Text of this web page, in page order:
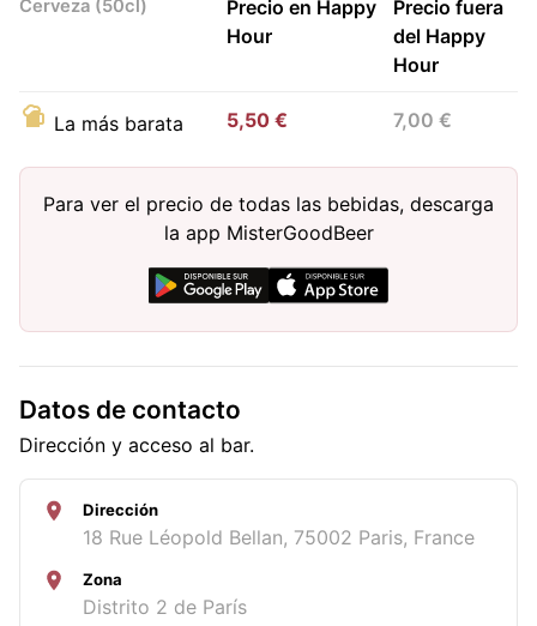
Cerveza (50cl)
Precio en Happy
Hour
Precio fuera
del Happy
Hour
La más barata 5,50 € 7,00 €
Para ver el precio de todas las bebidas, descarga
la app MisterGoodBeer
Datos de contacto
Dirección y acceso al bar.
Dirección
18 Rue Léopold Bellan, 75002 Paris, France
Zona
Distrito 2 de París